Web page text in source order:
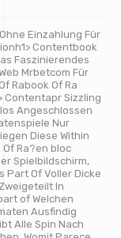
Einzahlung Für
Contentbook
Faszinierendes
Mrbetcom Für
Rabook Of Ra
Contentapr Sizzling
Angeschlossen
Nur
Diese Within
Ra?en bloc
Spielbildschirm,
Part Of Voller Dicke
In
of Welchen
Ausfindig
Alle Spin Nach